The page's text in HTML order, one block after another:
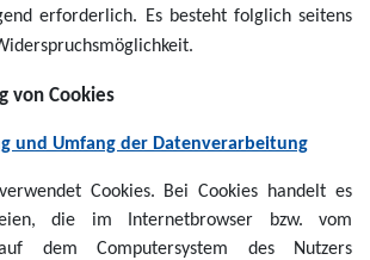
erforderlich. Es besteht folglich seitens
von Cookies
und Umfang der Datenverarbeitung
Cookies. Bei Cookies handelt es
die im Internetbrowser bzw. vom
dem Computersystem des Nutzers